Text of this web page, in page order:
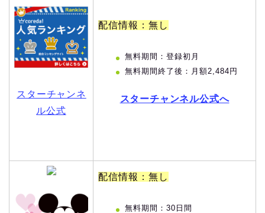
スターチャンネ
ル公式
配信情報：無し
無料期間：登録初月
無料期間終了後：月額2,484円
スターチャンネル公式へ
配信情報：無し
無料期間：30日間